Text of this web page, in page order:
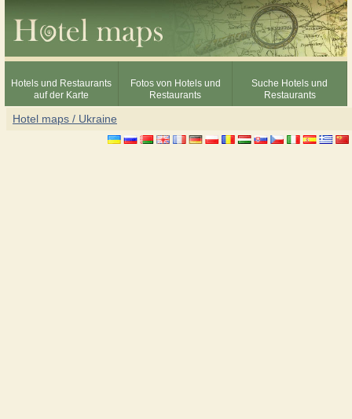
Hotels und Restaurants
auf der Karte
Fotos von Hotels und
Restaurants
Suche Hotels und
Restaurants
Hotel maps / Ukraine